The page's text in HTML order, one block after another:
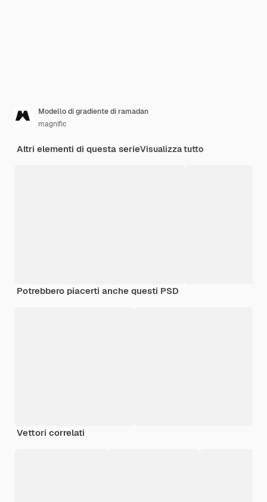
Modello di gradiente di ramadan
magnific
Altri elementi di questa serieVisualizza tutto
Potrebbero piacerti anche questi PSD
Vettori correlati